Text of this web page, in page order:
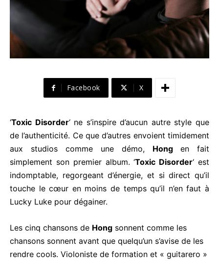
Facebook X
‘Toxic Disorder‘ ne s’inspire d’aucun autre style que
de l’authenticité. Ce que d’autres envoient timidement
aux studios comme une démo, Hong en fait
simplement son premier album. ‘Toxic Disorder‘ est
indomptable, regorgeant d’énergie, et si direct qu’il
touche le cœur en moins de temps qu’il n’en faut à
Lucky Luke pour dégainer.
Les cinq chansons de Hong sonnent comme les
chansons sonnent avant que quelqu’un s’avise de les
rendre cools. Violoniste de formation et « guitarero »